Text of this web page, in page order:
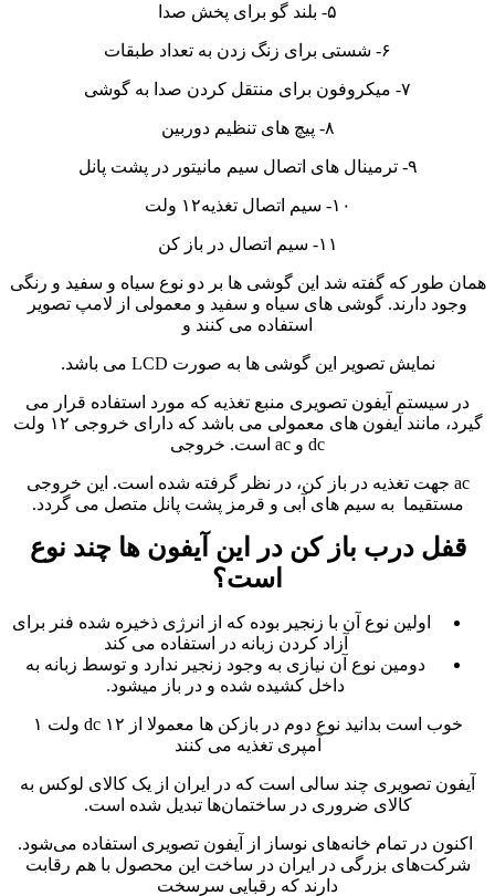
۵- بلند گو برای پخش صدا
۶- شستی برای زنگ زدن به تعداد طبقات
۷- میکروفون برای منتقل کردن صدا به گوشی
۸- پیچ های تنظیم دوربین
۹- ترمینال های اتصال سیم مانیتور در پشت پانل
۱۰- سیم اتصال تغذیه۱۲ ولت
۱۱- سیم اتصال در باز کن
همان طور که گفته شد این گوشی ها بر دو نوع سیاه و سفید و رنگی
وجود دارند. گوشی های سیاه و سفید و معمولی از لامپ تصویر
استفاده می کنند و
نمایش تصویر این گوشی ها به صورت LCD می باشد.
در سیستم آیفون تصویری منبع تغذیه که مورد استفاده قرار می
گیرد، مانند آیفون های معمولی می باشد که دارای خروجی ۱۲ ولت
dc و ac است. خروجی
ac جهت تغذیه در باز کن، در نظر گرفته شده است. این خروجی
مستقیما به سیم های آبی و قرمز پشت پانل متصل می گردد.
قفل درب باز کن در این آیفون ها چند نوع
است؟
اولین نوع آن با زنجیر بوده که از انرژی ذخیره شده فنر برای
آزاد کردن زبانه در استفاده می کند
دومین نوع آن نیازی به وجود زنجیر ندارد و توسط زبانه به
داخل کشیده شده و در باز میشود.
خوب است بدانید نوع دوم در بازکن ها معمولا از ۱۲ dc ولت ۱
آمپری تغذیه می کنند
آیفون تصویری چند سالی است که در ایران از یک کالای لوکس به
کالای ضروری در ساختمان‌ها تبدیل شده است.
اکنون در تمام خانه‌های نوساز از آیفون تصویری استفاده می‌شود.
شرکت‌های بزرگی در ایران در ساخت این محصول با هم رقابت
دارند که رقبایی سرسخت